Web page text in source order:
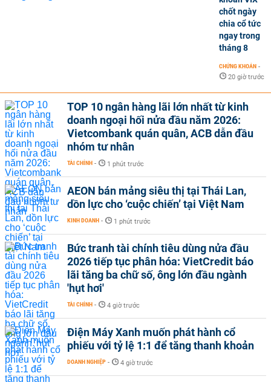
chốt ngày
chia cổ tức
ngay trong
tháng 8
CHỨNG KHOÁN -
20 giờ trước
TOP 10 ngân hàng lãi lớn nhất từ kinh
doanh ngoại hối nửa đầu năm 2026:
Vietcombank quán quân, ACB dẫn đầu
nhóm tư nhân
TÀI CHÍNH - 1 phút trước
AEON bán mảng siêu thị tại Thái Lan,
dồn lực cho ‘cuộc chiến’ tại Việt Nam
KINH DOANH - 1 phút trước
Bức tranh tài chính tiêu dùng nửa đầu
2026 tiếp tục phân hóa: VietCredit báo
lãi tăng ba chữ số, ông lớn đầu ngành
'hụt hơi'
TÀI CHÍNH - 4 giờ trước
Điện Máy Xanh muốn phát hành cổ
phiếu với tỷ lệ 1:1 để tăng thanh khoản
DOANH NGHIỆP - 4 giờ trước